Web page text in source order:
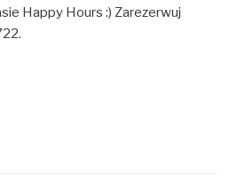
Happy Hours :) Zarezerwuj